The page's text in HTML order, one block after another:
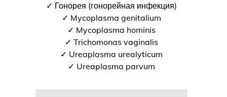
✓ Гонорея (гонорейная инфекция)
✓ Mycoplasma genitalium
✓ Mycoplasma hominis
✓ Trichomonas vaginalis
✓ Ureaplasma urealyticum
✓ Ureaplasma parvum